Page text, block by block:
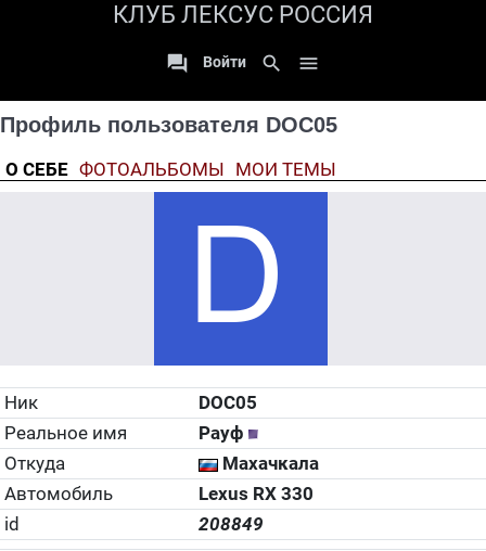
КЛУБ ЛЕКСУС РОССИЯ
 Войти search 
Профиль пользователя DOC05
О СЕБЕ ФОТОАЛЬБОМЫ МОИ ТЕМЫ
Ник
DOC05
Реальное имя
Рауф
Откуда
Махачкала
Автомобиль
Lexus RX 330
id
208849